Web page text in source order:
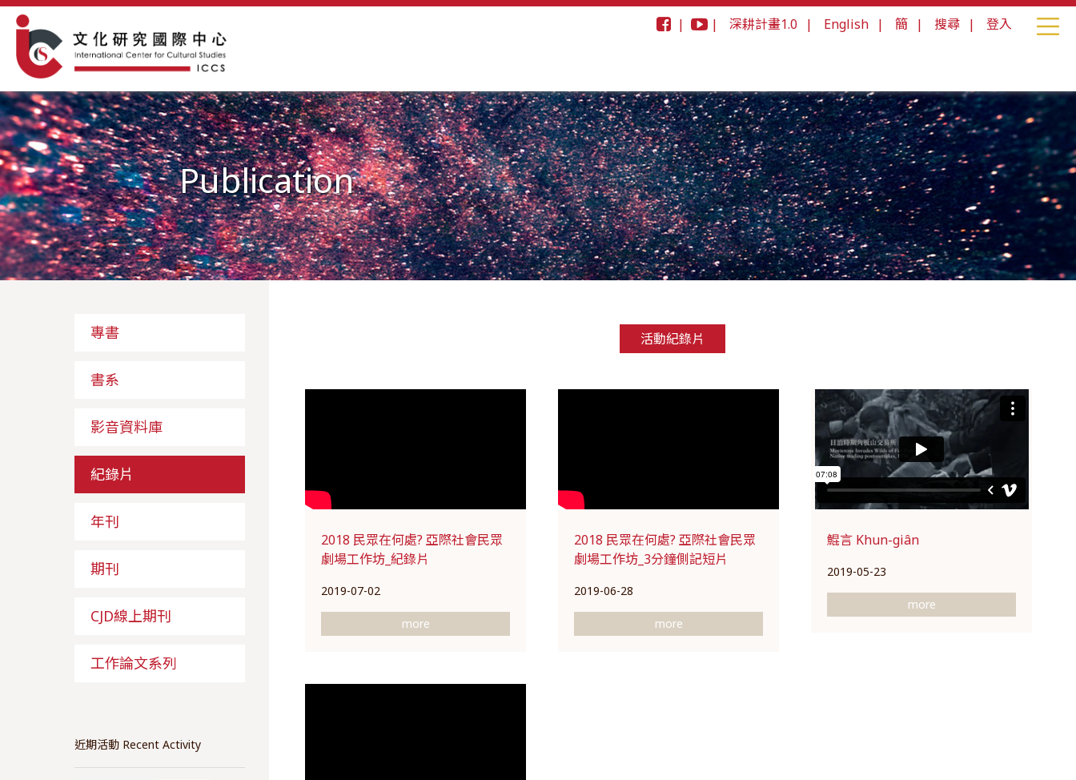
| | 深耕計畫1.0 | English | 簡 | 搜尋 | 登入
Publication
專書
書系
影音資料庫
紀錄片
年刊
期刊
CJD線上期刊
工作論文系列
近期活動 Recent Activity
活動紀錄片
2018 民眾在何處? 亞際社會民眾
劇場工作坊_紀錄片
2019-07-02
more
2018 民眾在何處? 亞際社會民眾
劇場工作坊_3分鐘側記短片
2019-06-28
more
鯤言 Khun-giân
2019-05-23
more